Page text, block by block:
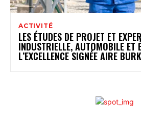
ACTIVITÉ
LES ÉTUDES DE PROJET ET
INDUSTRIELLE, AUTOMOBILE ET
L’EXCELLENCE SIGNÉE AIRE